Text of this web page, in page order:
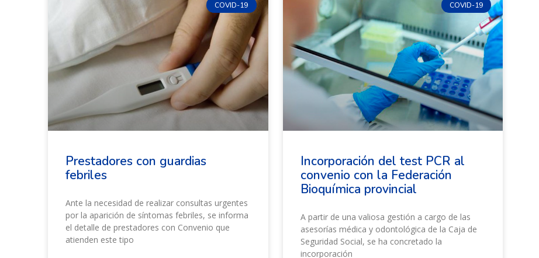
COVID-19
Prestadores con guardias
febriles
Ante la necesidad de realizar consultas urgentes
por la aparición de síntomas febriles, se informa
el detalle de prestadores con Convenio que
atienden este tipo
COVID-19
Incorporación del test PCR al
convenio con la Federación
Bioquímica provincial
A partir de una valiosa gestión a cargo de las
asesorías médica y odontológica de la Caja de
Seguridad Social, se ha concretado la
incorporación